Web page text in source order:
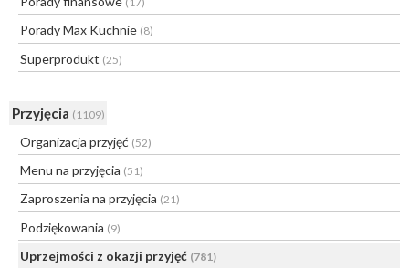
Porady Max Kuchnie (8)
Superprodukt (25)
Przyjęcia (1109)
Organizacja przyjęć (52)
Menu na przyjęcia (51)
Zaproszenia na przyjęcia (21)
Podziękowania (9)
Uprzejmości z okazji przyjęć (781)